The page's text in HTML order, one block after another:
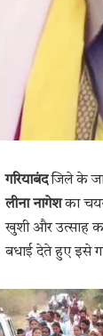
गरियाबंदजिले के
लीना नागेशका
खुशी और उत्साह का
बधाई देते हुए इसे